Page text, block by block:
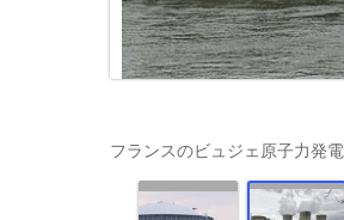
フランスのビュジェ原子力発